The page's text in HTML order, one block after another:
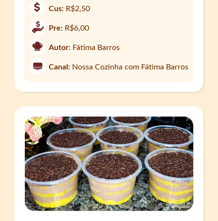
Cus: R$2,50
Pre: R$6,00
Autor: Fátima Barros
Canal: Nossa Cozinha com Fátima Barros